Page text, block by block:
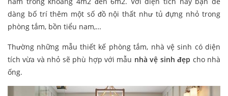
dàng bố trí thêm một số đồ nội thất như tủ đựng nhỏ trong
phòng tắm, bồn tiểu nam,…
Thường những mẫu thiết kế phòng tắm, nhà vệ sinh có diện
tích vừa và nhỏ sẽ phù hợp với mẫu nhà vệ sinh đẹp cho nhà
ống.